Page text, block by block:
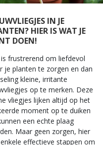
IN JE
HIER IS WAT JE
DOEN!
frustrerend om liefdevol
je planten te zorgen en dan
kleine, irritante
op te merken. Deze
vliegjes lijken altijd op het
moment op te duiken
een echte plaag
Maar geen zorgen, hier
effectieve stappen om